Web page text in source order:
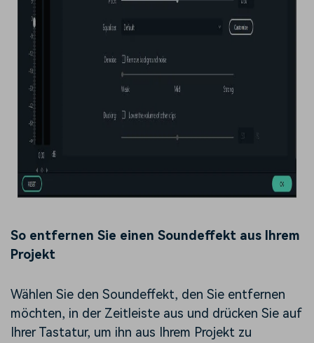
So entfernen Sie einen Soundeffekt aus Ihrem
Projekt
Wählen Sie den Soundeffekt, den Sie entfernen
möchten, in der Zeitleiste aus und drücken Sie auf
Ihrer Tastatur, um ihn aus Ihrem Projekt zu